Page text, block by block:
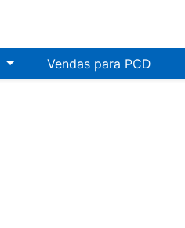
Vendas para PCD